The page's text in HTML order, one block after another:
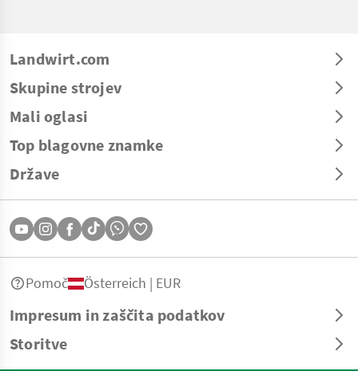
Landwirt.com
Skupine strojev
Mali oglasi
Top blagovne znamke
Države
Impresum in zaščita podatkov
Storitve
Pomoč Österreich | EUR